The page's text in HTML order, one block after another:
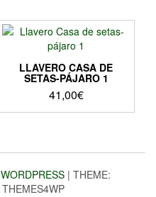
LLAVERO CASA DE
SETAS-PÁJARO 1
41,00€
WORDPRESS | THEME:
THEMES4WP